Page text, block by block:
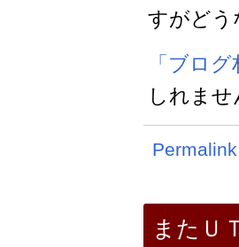
すがどう
「ブロ
しれま
Permalink
またＵ